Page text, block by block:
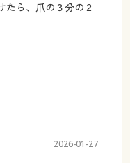
たら、爪の３分の２
2026-01-27